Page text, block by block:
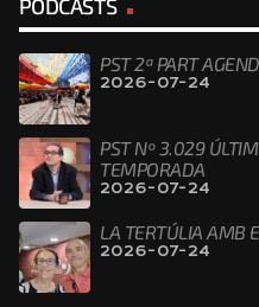
PODCASTS
PST 2ª PART
2026-07-24
PST Nº 3.029
TEMPORADA
2026-07-24
LA TERTÚLIA AMB
2026-07-24